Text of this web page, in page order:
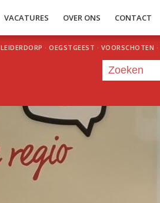
VACATURES OVER ONS CONTACT
LEIDERDORP · OEGSTGEEST · VOORSCHOTEN ·